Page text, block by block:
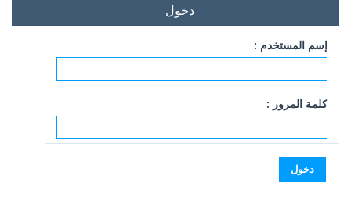
دخول
إسم المستخدم :
كلمة المرور :